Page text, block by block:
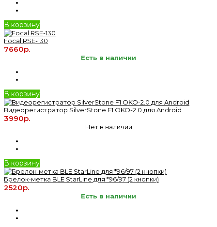
В корзину
Focal RSE-130
7660р.
Есть в наличии
В корзину
Видеорегистратор SilverStone F1 OKO-2.0 для Android
3990р.
Нет в наличии
В корзину
Брелок-метка BLE StarLine для *96/97 (2 кнопки)
2520р.
Есть в наличии